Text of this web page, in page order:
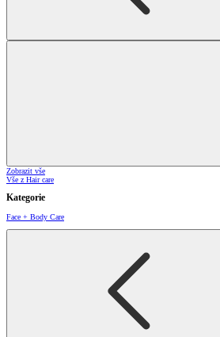
Zobrazit vše
Vše z Hair care
Kategorie
Face + Body Care